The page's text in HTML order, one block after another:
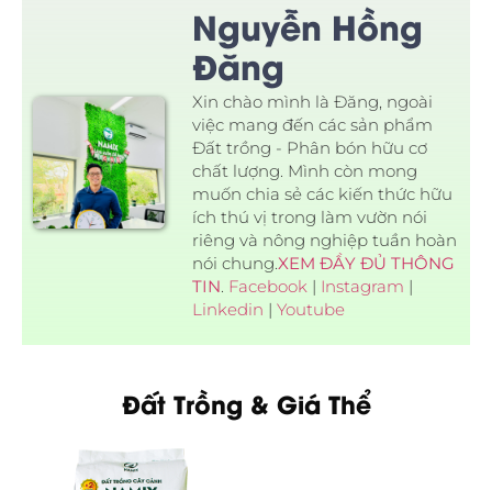
Nguyễn Hồng
Đăng
Xin chào mình là Đăng, ngoài
việc mang đến các sản phẩm
Đất trồng - Phân bón hữu cơ
chất lượng. Mình còn mong
muốn chia sẻ các kiến thức hữu
ích thú vị trong làm vườn nói
riêng và nông nghiệp tuần hoàn
nói chung.XEM ĐẦY ĐỦ THÔNG
TIN. Facebook | Instagram |
Linkedin | Youtube
Đất Trồng & Giá Thể